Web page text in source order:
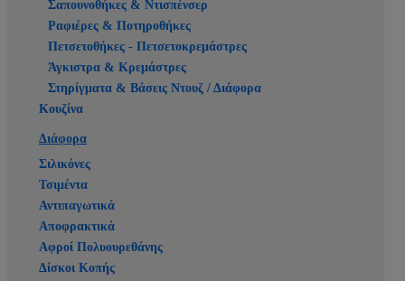
Σαπουνοθήκες & Ντισπένσερ
Ραφιέρες & Ποτηροθήκες
Πετσετοθήκες - Πετσετοκρεμάστρες
Άγκιστρα & Κρεμάστρες
Στηρίγματα & Βάσεις Ντουζ / Διάφορα
Κουζίνα
Διάφορα
Σιλικόνες
Τσιμέντα
Αντιπαγωτικά
Αποφρακτικά
Αφροί Πολυουρεθάνης
Δίσκοι Κοπής